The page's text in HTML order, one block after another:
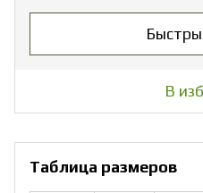
В
Таблица размеров